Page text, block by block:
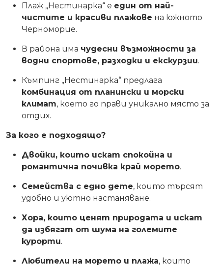
Плаж „Нестинарка“ е един от най-
чистите и красиви плажове на южното
Черноморие.
В района има чудесни възможности за
водни спортове, разходки и екскурзии.
Къмпинг „Нестинарка“ предлага
комбинация от планински и морски
климат, което го прави уникално място за
отдих.
За кого е подходящо?
Двойки, които искат спокойна и
романтична почивка край морето.
Семейства с едно дете, които търсят
удобно и уютно настаняване.
Хора, които ценят природата и искат
да избягат от шума на големите
курорти.
Любители на морето и плажа, които